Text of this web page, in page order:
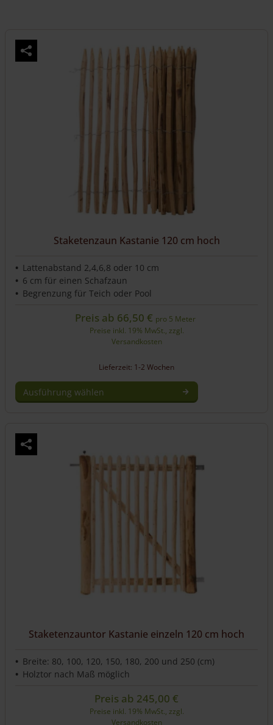
Staketenzaun Kastanie 120 cm hoch
Lattenabstand 2,4,6,8 oder 10 cm
6 cm für einen Schafzaun
Begrenzung für Teich oder Pool
Preis ab 66,50 € pro 5 Meter
Preise inkl. 19% MwSt., zzgl.
Versandkosten
Lieferzeit: 1-2 Wochen
Ausführung wählen
weist
mehrere
Varianten
Staketenzauntor Kastanie einzeln 120 cm hoch
Breite: 80, 100, 120, 150, 180, 200 und 250 (cm)
Holztor nach Maß möglich
Preis ab 245,00 €
Preise inkl. 19% MwSt., zzgl.
Versandkosten